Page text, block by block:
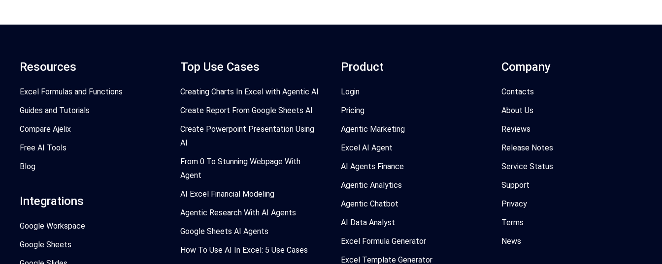
Resources
Excel Formulas and Functions
Guides and Tutorials
Compare Ajelix
Free AI Tools
Blog
Integrations
Google Workspace
Google Sheets
Top Use Cases
Creating Charts In Excel with Agentic AI
Create Report From Google Sheets AI
Create Powerpoint Presentation Using
AI
From 0 To Stunning Webpage With
Agent
AI Excel Financial Modeling
Agentic Research With AI Agents
Google Sheets AI Agents
How To Use AI In Excel: 5 Use Cases
Product
Login
Pricing
Agentic Marketing
Excel AI Agent
AI Agents Finance
Agentic Analytics
Agentic Chatbot
AI Data Analyst
Excel Formula Generator
Excel Template Generator
Company
Contacts
About Us
Reviews
Release Notes
Service Status
Support
Privacy
Terms
News